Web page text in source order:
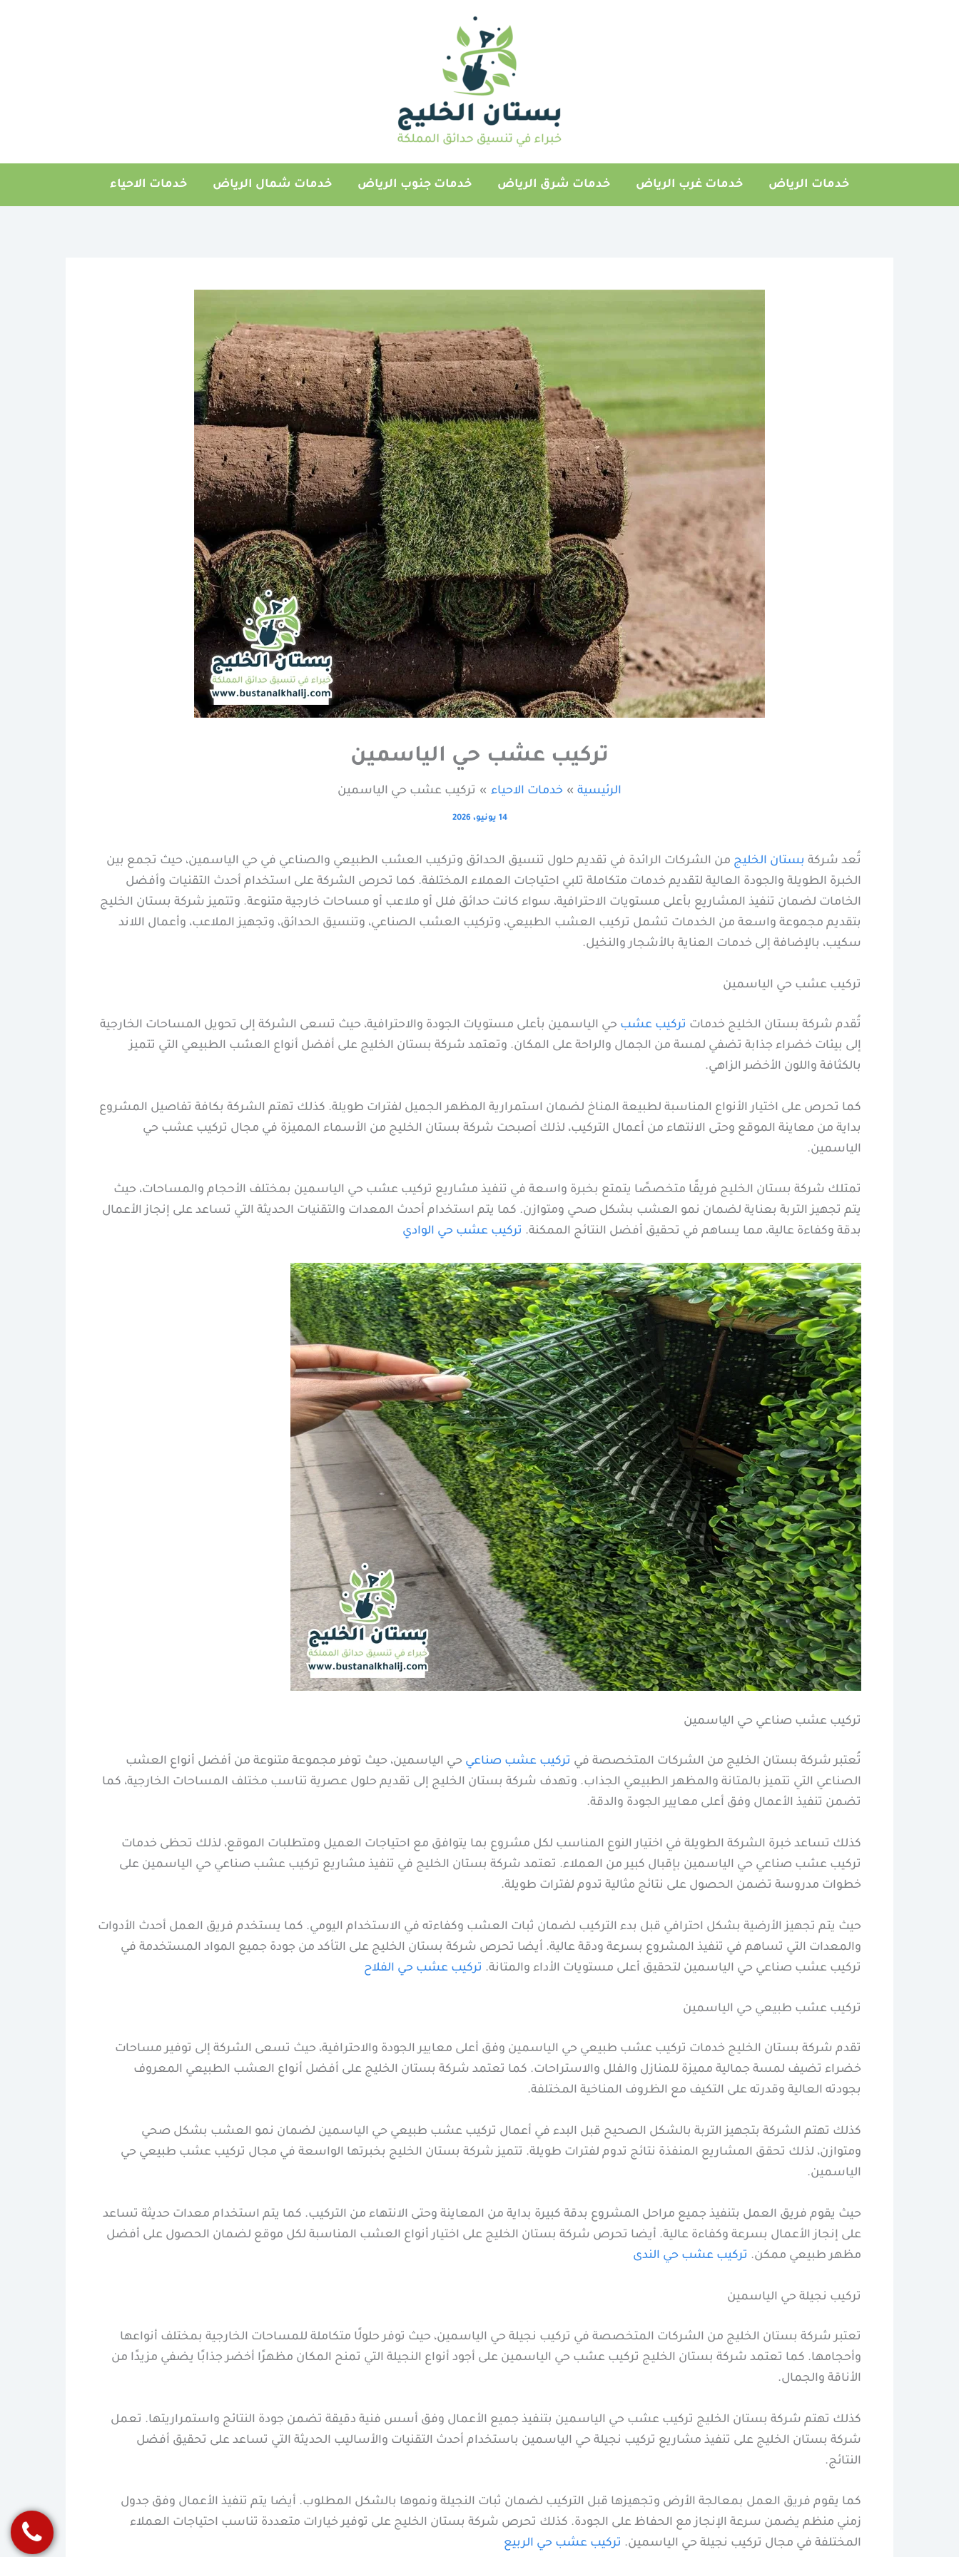
خدمات الرياض خدمات غرب الرياض خدمات شرق الرياض خدمات جنوب الرياض خدمات شمال الرياض خدمات الاحياء
تركيب عشب حي الياسمين
الرئيسية خدمات الاحياء تركيب عشب حي الياسمين
14 يونيو، 2026
تُعد شركة بستان الخليج من الشركات الرائدة في تقديم حلول تنسيق الحدائق وتركيب العشب الطبيعي والصناعي في حي الياسمين، حيث تجمع بين
الخبرة الطويلة والجودة العالية لتقديم خدمات متكاملة تلبي احتياجات العملاء المختلفة. كما تحرص الشركة على استخدام أحدث التقنيات وأفضل
الخامات لضمان تنفيذ المشاريع بأعلى مستويات الاحترافية، سواء كانت حدائق فلل أو ملاعب أو مساحات خارجية متنوعة. وتتميز شركة بستان الخليج
بتقديم مجموعة واسعة من الخدمات تشمل تركيب العشب الطبيعي، وتركيب العشب الصناعي، وتنسيق الحدائق، وتجهيز الملاعب، وأعمال اللاند
سكيب، بالإضافة إلى خدمات العناية بالأشجار والنخيل.
تركيب عشب حي الياسمين
تُقدم شركة بستان الخليج خدمات تركيب عشب حي الياسمين بأعلى مستويات الجودة والاحترافية، حيث تسعى الشركة إلى تحويل المساحات الخارجية
إلى بيئات خضراء جذابة تضفي لمسة من الجمال والراحة على المكان. وتعتمد شركة بستان الخليج على أفضل أنواع العشب الطبيعي التي تتميز
بالكثافة واللون الأخضر الزاهي.
كما تحرص على اختيار الأنواع المناسبة لطبيعة المناخ لضمان استمرارية المظهر الجميل لفترات طويلة. كذلك تهتم الشركة بكافة تفاصيل المشروع
بداية من معاينة الموقع وحتى الانتهاء من أعمال التركيب، لذلك أصبحت شركة بستان الخليج من الأسماء المميزة في مجال تركيب عشب حي
الياسمين.
تمتلك شركة بستان الخليج فريقًا متخصصًا يتمتع بخبرة واسعة في تنفيذ مشاريع تركيب عشب حي الياسمين بمختلف الأحجام والمساحات، حيث
يتم تجهيز التربة بعناية لضمان نمو العشب بشكل صحي ومتوازن. كما يتم استخدام أحدث المعدات والتقنيات الحديثة التي تساعد على إنجاز الأعمال
بدقة وكفاءة عالية، مما يساهم في تحقيق أفضل النتائج الممكنة. تركيب عشب حي الوادي
تركيب عشب صناعي حي الياسمين
تُعتبر شركة بستان الخليج من الشركات المتخصصة في تركيب عشب صناعي حي الياسمين، حيث توفر مجموعة متنوعة من أفضل أنواع العشب
الصناعي التي تتميز بالمتانة والمظهر الطبيعي الجذاب. وتهدف شركة بستان الخليج إلى تقديم حلول عصرية تناسب مختلف المساحات الخارجية، كما
تضمن تنفيذ الأعمال وفق أعلى معايير الجودة والدقة.
كذلك تساعد خبرة الشركة الطويلة في اختيار النوع المناسب لكل مشروع بما يتوافق مع احتياجات العميل ومتطلبات الموقع، لذلك تحظى خدمات
تركيب عشب صناعي حي الياسمين بإقبال كبير من العملاء. تعتمد شركة بستان الخليج في تنفيذ مشاريع تركيب عشب صناعي حي الياسمين على
خطوات مدروسة تضمن الحصول على نتائج مثالية تدوم لفترات طويلة.
حيث يتم تجهيز الأرضية بشكل احترافي قبل بدء التركيب لضمان ثبات العشب وكفاءته في الاستخدام اليومي. كما يستخدم فريق العمل أحدث الأدوات
والمعدات التي تساهم في تنفيذ المشروع بسرعة ودقة عالية. أيضا تحرص شركة بستان الخليج على التأكد من جودة جميع المواد المستخدمة في
تركيب عشب صناعي حي الياسمين لتحقيق أعلى مستويات الأداء والمتانة. تركيب عشب حي الفلاح
تركيب عشب طبيعي حي الياسمين
تقدم شركة بستان الخليج خدمات تركيب عشب طبيعي حي الياسمين وفق أعلى معايير الجودة والاحترافية، حيث تسعى الشركة إلى توفير مساحات
خضراء تضيف لمسة جمالية مميزة للمنازل والفلل والاستراحات. كما تعتمد شركة بستان الخليج على أفضل أنواع العشب الطبيعي المعروف
بجودته العالية وقدرته على التكيف مع الظروف المناخية المختلفة.
كذلك تهتم الشركة بتجهيز التربة بالشكل الصحيح قبل البدء في أعمال تركيب عشب طبيعي حي الياسمين لضمان نمو العشب بشكل صحي
ومتوازن، لذلك تحقق المشاريع المنفذة نتائج تدوم لفترات طويلة. تتميز شركة بستان الخليج بخبرتها الواسعة في مجال تركيب عشب طبيعي حي
الياسمين.
حيث يقوم فريق العمل بتنفيذ جميع مراحل المشروع بدقة كبيرة بداية من المعاينة وحتى الانتهاء من التركيب. كما يتم استخدام معدات حديثة تساعد
على إنجاز الأعمال بسرعة وكفاءة عالية. أيضا تحرص شركة بستان الخليج على اختيار أنواع العشب المناسبة لكل موقع لضمان الحصول على أفضل
مظهر طبيعي ممكن. تركيب عشب حي الندى
تركيب نجيلة حي الياسمين
تعتبر شركة بستان الخليج من الشركات المتخصصة في تركيب نجيلة حي الياسمين، حيث توفر حلولًا متكاملة للمساحات الخارجية بمختلف أنواعها
وأحجامها. كما تعتمد شركة بستان الخليج تركيب عشب حي الياسمين على أجود أنواع النجيلة التي تمنح المكان مظهرًا أخضر جذابًا يضفي مزيدًا من
الأناقة والجمال.
كذلك تهتم شركة بستان الخليج تركيب عشب حي الياسمين بتنفيذ جميع الأعمال وفق أسس فنية دقيقة تضمن جودة النتائج واستمراريتها. تعمل
شركة بستان الخليج على تنفيذ مشاريع تركيب نجيلة حي الياسمين باستخدام أحدث التقنيات والأساليب الحديثة التي تساعد على تحقيق أفضل
النتائج.
كما يقوم فريق العمل بمعالجة الأرض وتجهيزها قبل التركيب لضمان ثبات النجيلة ونموها بالشكل المطلوب. أيضا يتم تنفيذ الأعمال وفق جدول
زمني منظم يضمن سرعة الإنجاز مع الحفاظ على الجودة. كذلك تحرص شركة بستان الخليج على توفير خيارات متعددة تناسب احتياجات العملاء
المختلفة في مجال تركيب نجيلة حي الياسمين. تركيب عشب حي الربيع